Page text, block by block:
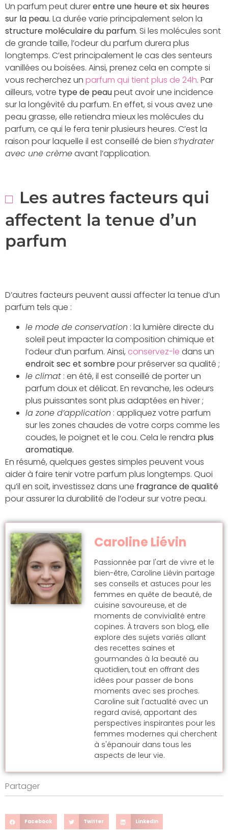
Un parfum peut durerentre une heure et six heures
sur la peau. La durée varie principalement selon la
structure moléculaire du parfum. Si les molécules sont
de grande taille, l’odeur du parfum durera plus
longtemps. C’est principalement le cas des senteurs
vanillées ou boisées. Ainsi, prenez cela en compte si
vous recherchez un parfum qui tient plus de 24h. Par
ailleurs, votre type de peaupeut avoir une incidence
sur la longévité du parfum. En effet, si vous avez une
peau grasse, elle retiendra mieux les molécules du
parfum, ce qui le fera tenir plusieurs heures. C’est la
raison pour laquelle il est conseillé de bien s’hydrater
avec une crèmeavant l’application.
Les autres facteurs qui
affectent la tenue d’un
parfum
D’autres facteurs peuvent aussi affecter la tenue d’un
parfum tels que :
le mode de conservation : la lumière directe du
soleil peut impacter la composition chimique et
l’odeur d’un parfum. Ainsi, conservez-le dans un
endroit sec et sombrepour préserver sa qualité ;
le climat : en été, il est conseillé de porter un
parfum doux et délicat. En revanche, les odeurs
plus puissantes sont plus adaptées en hiver ;
la zone d’application : appliquez votre parfum
sur les zones chaudes de votre corps comme les
coudes, le poignet et le cou. Cela le rendra plus
aromatique.
En résumé, quelques gestes simples peuvent vous
aider à faire tenir votre parfum plus longtemps. Quoi
qu’il en soit, investissez dans une fragrance de qualité
pour assurer la durabilité de l’odeur sur votre peau.
Caroline Liévin
Passionnée par l'art de vivre et le
bien-être, Caroline Liévin partage
ses conseils et astuces pour les
femmes en quête de beauté, de
cuisine savoureuse, et de
moments de convivialité entre
copines. À travers son blog, elle
explore des sujets variés allant
des recettes saines et
gourmandes à la beauté au
quotidien, tout en offrant des
idées pour passer de bons
moments avec ses proches.
Caroline suit l'actualité avec un
regard avisé, apportant des
perspectives inspirantes pour les
femmes modernes qui cherchent
à s'épanouir dans tous les
aspects de leur vie.
Partager
Facebook Twitter LinkedIn